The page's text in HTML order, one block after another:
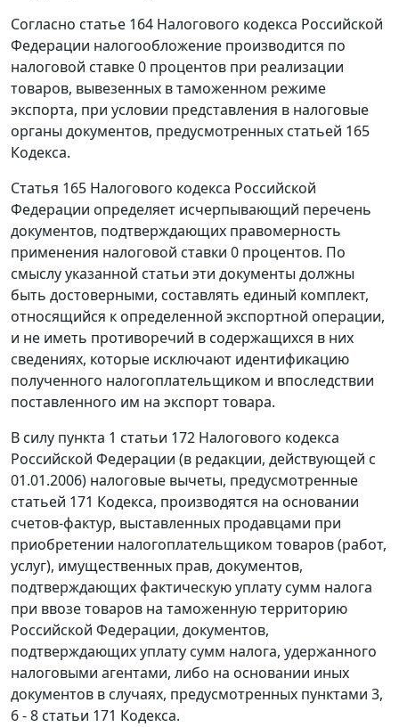
Согласно статье 164 Налогового кодекса Российской
Федерации налогообложение производится по
налоговой ставке 0 процентов при реализации
товаров, вывезенных втаможенном режиме
экспорта, при условии представления в налоговые
органы документов, предусмотренных статьей 165
Кодекса.
Статья 165 Налогового кодекса Российской
Федерации определяет исчерпывающий перечень
документов, подтверждающих правомерность
применения налоговой ставки 0 процентов. По
смыслу указанной статьи эти документы должны
быть достоверными, составлять единый комплект,
относящийся к определенной экспортной операции,
и не иметь противоречий в содержащихся в них
сведениях, которые исключают идентификацию
полученного налогоплательщиком и впоследствии
поставленного им на экспорттовара.
В силу пункта 1 статьи 172 Налогового кодекса
Российской Федерации (в редакции, действующей с
01.01.2006) налоговые вычеты, предусмотренные
статьей 171 Кодекса, производятся на основании
счетов-фактур, выставленных продавцами при
приобретении налогоплательщиком товаров (работ,
услуг), имущественных прав, документов,
подтверждающих фактическую уплату сумм налога
при ввозе товаров на таможенную территорию
Российской Федерации, документов,
подтверждающих уплату сумм налога, удержанного
налоговыми агентами, либо на основании иных
документов в случаях, предусмотренных пунктами 3,
6 - 8 статьи 171 Кодекса.